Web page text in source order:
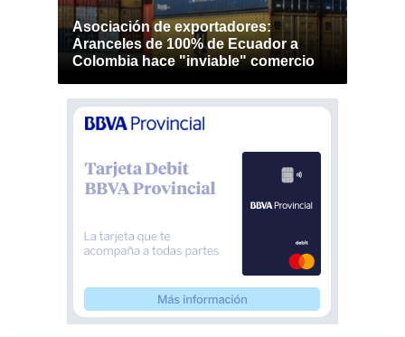
Asociación de exportadores:
Aranceles de 100% de Ecuador a
Colombia hace "inviable" comercio